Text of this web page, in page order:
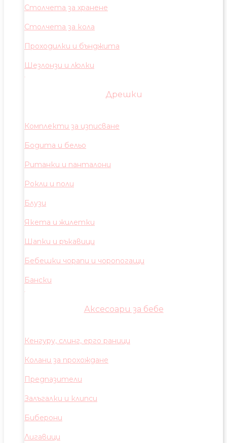
Столчета за хранене
Столчета за кола
Проходилки и бънджита
Шезлонзи и люлки
Дрешки
Комплекти за изписване
Бодита и бельо
Ританки и панталони
Рокли и поли
Блузи
Якета и жилетки
Шапки и ръкавици
Бебешки чорапи и чоропогащи
Бански
Аксесоари за бебе
Кенгуру, слинг, ерго раници
Колани за прохождане
Предпазители
Залъгалки и клипси
Биберони
Лигавици